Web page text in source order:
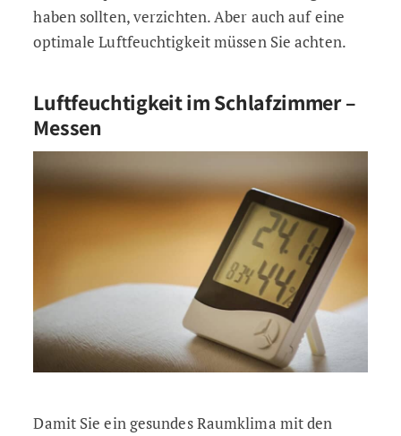
haben sollten, verzichten. Aber auch auf eine
optimale Luftfeuchtigkeit müssen Sie achten.
Luftfeuchtigkeit im Schlafzimmer –
Messen
Damit Sie ein gesundes Raumklima mit den